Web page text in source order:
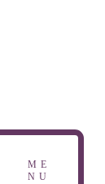
ME
NU